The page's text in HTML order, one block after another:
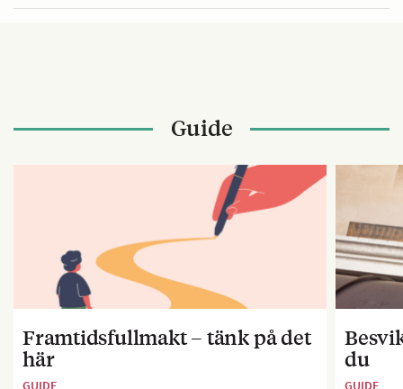
Guide
Framtidsfullmakt – tänk på det
här
GUIDE
du
GUIDE